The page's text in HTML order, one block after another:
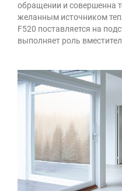
обращении и совершенна
желанным источником
F520 поставляется на
выполняет роль